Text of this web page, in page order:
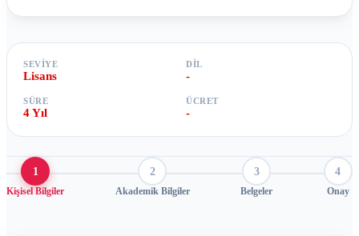
SEVIYE
Lisans
DIL
-
SÜRE
4 Yıl
ÜCRET
-
1
Kişisel Bilgiler
2
Akademik Bilgiler
3
Belgeler
4
Onay